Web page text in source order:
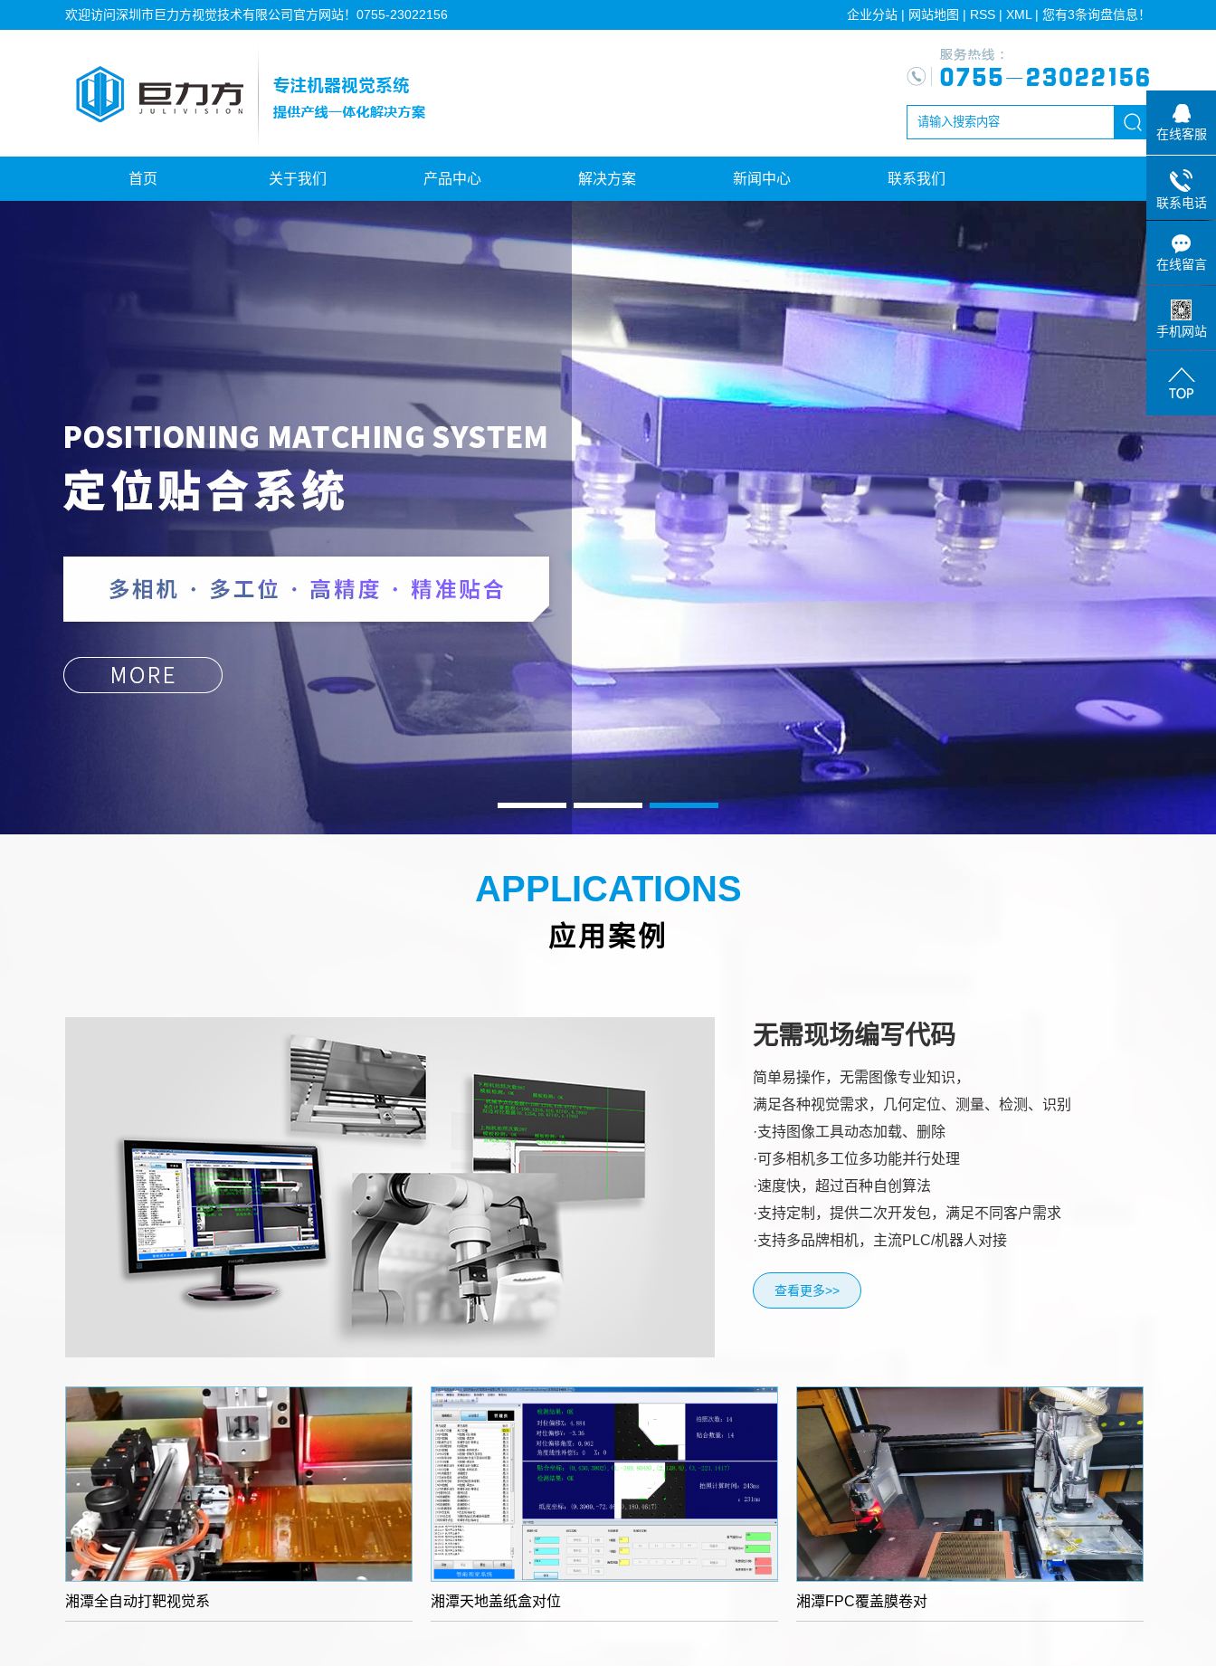
欢迎访问深圳市巨力方视觉技术有限公司官方网站！0755-23022156 企业分站 | 网站地图 | RSS | XML | 您有3条询盘信息！
首页 关于我们
公司简介
公司资质
产品中心
湘潭FPC行业
湘潭模切机行业
湘潭天地盖制盒机行业
解决方案
湘潭对位贴合系统
湘潭视觉与运控结合
湘潭飞拍对位系统
新闻中心
公司新闻
行业新闻
技术知识
联系我们
2 3
APPLICATIONS
应用案例
无需现场编写代码
简单易操作，无需图像专业知识，
满足各种视觉需求，几何定位、测量、检测、识别
·支持图像工具动态加载、删除
·可多相机多工位多功能并行处理
·速度快，超过百种自创算法
·支持定制，提供二次开发包，满足不同客户需求
·支持多品牌相机，主流PLC/机器人对接
查看更多>>
湘潭全自动打靶视觉系 湘潭​天地盖纸盒对位 湘潭FPC覆盖膜卷对
在线客服
联系电话
在线留言
手机网站